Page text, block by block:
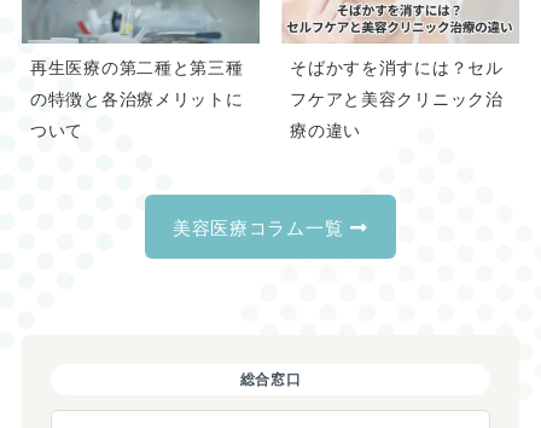
再生医療の第二種と第三種
の特徴と各治療メリットに
ついて
そばかすを消すには？セル
フケアと美容クリニック治
療の違い
美容医療コラム一覧
総合窓口